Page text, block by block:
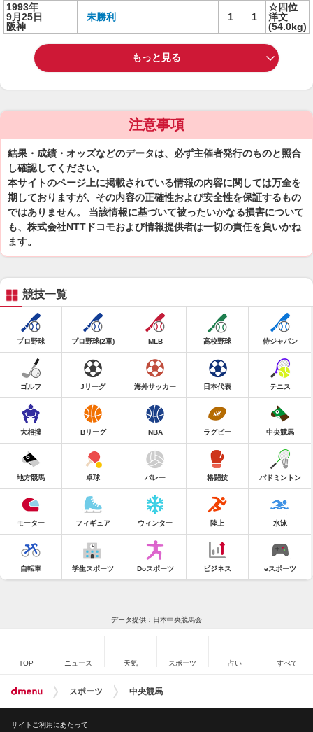
1993年
9月25日
阪神
未勝利 1 1
☆四位
洋文
(54.0kg)
もっと見る
注意事項
結果・成績・オッズなどのデータは、必ず主催者発行のものと照合
し確認してください。
本サイトのページ上に掲載されている情報の内容に関しては万全を
期しておりますが、その内容の正確性および安全性を保証するもの
ではありません。 当該情報に基づいて被ったいかなる損害について
も、株式会社NTTドコモおよび情報提供者は一切の責任を負いかね
ます。
競技一覧
プロ野球 プロ野球(2軍) MLB 高校野球 侍ジャパン
ゴルフ Jリーグ 海外サッカー 日本代表 テニス
大相撲 Bリーグ NBA ラグビー 中央競馬
地方競馬 卓球 バレー 格闘技 バドミントン
モーター フィギュア ウィンター 陸上 水泳
自転車 学生スポーツ Doスポーツ ビジネス eスポーツ
データ提供：日本中央競馬会
TOP ニュース 天気 スポーツ 占い すべて
スポーツ 中央競馬
サイトご利用にあたって